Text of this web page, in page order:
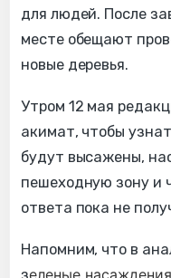
для людей. После
месте обещают
новые деревья.
Утром 12 мая
акимат, чтобы
будут высажены,
пешеходную зону и
ответа пока не
Напомним, что в